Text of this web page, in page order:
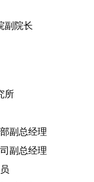
副院长
所
副总经理
副总经理